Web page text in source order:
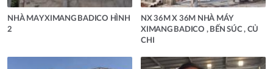
NHÀ MAY XIMANG BADICO HÌNH
2
NX 36M X 36M NHÀ MÁY
XIMANG BADICO , BẾN SÚC , CỦ
CHI